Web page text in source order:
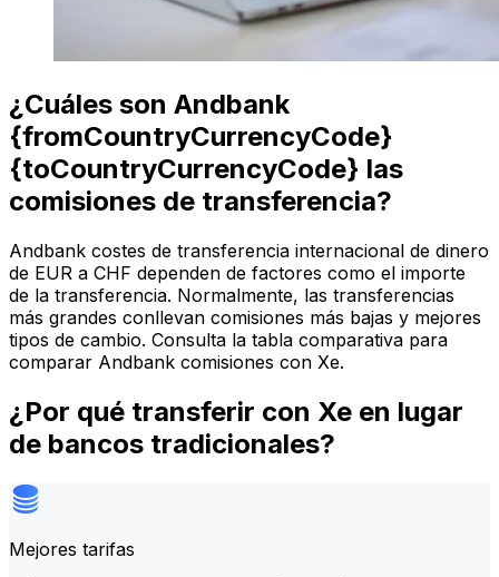
¿Cuáles son Andbank
{fromCountryCurrencyCode}
{toCountryCurrencyCode} las
comisiones de transferencia?
Andbank costes de transferencia internacional de dinero
de EUR a CHF dependen de factores como el importe
de la transferencia. Normalmente, las transferencias
más grandes conllevan comisiones más bajas y mejores
tipos de cambio. Consulta la tabla comparativa para
comparar Andbank comisiones con Xe.
¿Por qué transferir con Xe en lugar
de bancos tradicionales?
Mejores tarifas